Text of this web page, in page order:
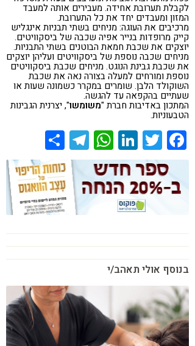
לקבלת תערובת אחידה. מעבירים אותה למעבד
המזון ומעבדים יחד את כל התערובת.
מרכיבים את העוגה: מניחים בשתי תבניות אינגליש
קייק מרופדות בנייר אפיה שכבה של ביסקוויטים.
יוצקים את שכבת חמאת הבוטנים בשתי התבניות.
מניחים שכבה נוספת של ביסקוויטים ועליהן יוצקים
את שכבת גבינת הנוגט. מניחים שכבת ביסקוויטים
נוספת ומורחים למעלה בצורה נאה את שכבת
השוקולד הלבן. שומרים במקרר כשמונה שעות או
שעתיים בהקפאה עד להגשה.
המתכון באדיבות חברת "משומשו", יצרנית הגבינות
הטבעוניות.
Facebook
Twitter
LinkedIn
WhatsApp
Telegram
בנוסף אולי תאהב/י